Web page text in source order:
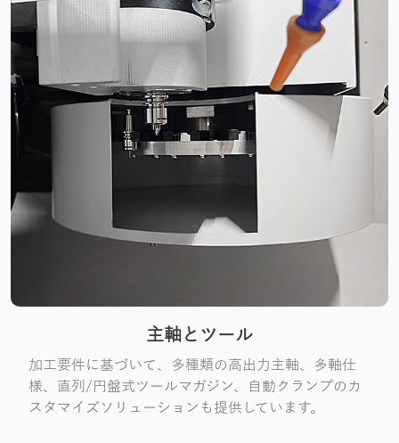
主軸とツール
加工要件に基づいて、多種類の高出力主軸、多軸仕
様、直列/円盤式ツールマガジン、自動クランプのカ
スタマイズソリューションも提供しています。